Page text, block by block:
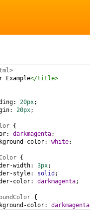
Example</title>
: 20px;
: 20px;
{
: darkmagenta;
color: white;
{
width: 3px;
style: solid ;
color: darkmagenta;
{
color: darkmagenta